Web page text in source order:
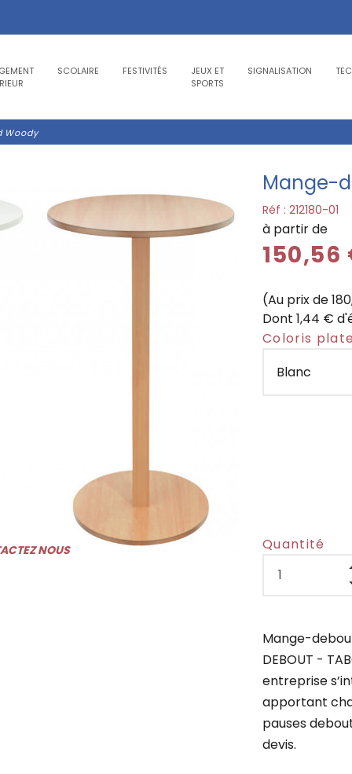
SCOLAIRE FESTIVITÉS
JEUX ET
SPORTS
SIGNALISATION
Woody
NOUS
Mange-
Réf : 212180-01
à partir de
150,56
(Au prix de
Dont 1,44 €
Coloris
Quantité
Mange-
DEBOUT -
entreprise
apportant
pauses
devis.